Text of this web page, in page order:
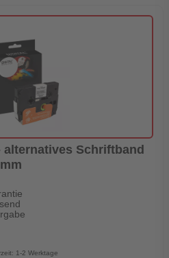
alternatives Schriftband
1-2 Werktage